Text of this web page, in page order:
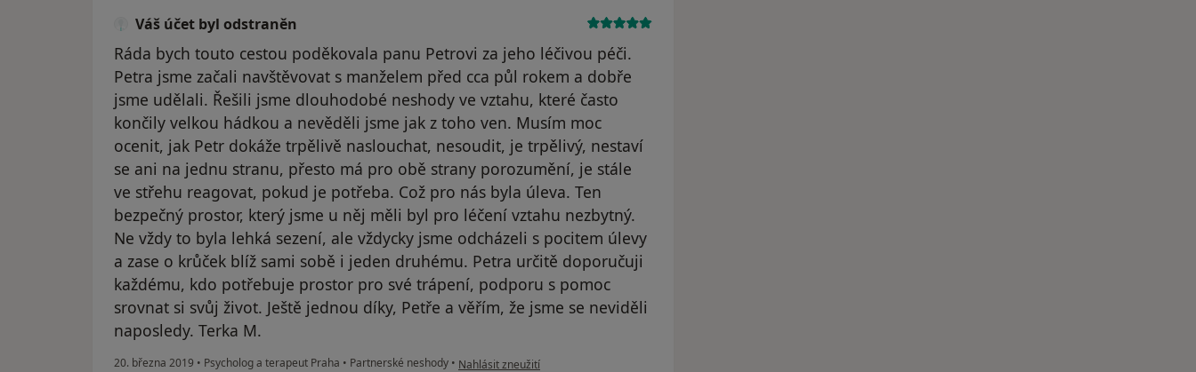
Váš účet byl odstraněn
Ráda bych touto cestou poděkovala panu Petrovi za jeho léčivou péči.
Petra jsme začali navštěvovat s manželem před cca půl rokem a dobře
jsme udělali. Řešili jsme dlouhodobé neshody ve vztahu, které často
končily velkou hádkou a nevěděli jsme jak z toho ven. Musím moc
ocenit, jak Petr dokáže trpělivě naslouchat, nesoudit, je trpělivý, nestaví
se ani na jednu stranu, přesto má pro obě strany porozumění, je stále
ve střehu reagovat, pokud je potřeba. Což pro nás byla úleva. Ten
bezpečný prostor, který jsme u něj měli byl pro léčení vztahu nezbytný.
Ne vždy to byla lehká sezení, ale vždycky jsme odcházeli s pocitem úlevy
a zase o krůček blíž sami sobě i jeden druhému. Petra určitě doporučuji
každému, kdo potřebuje prostor pro své trápení, podporu s pomoc
srovnat si svůj život. Ještě jednou díky, Petře a věřím, že jsme se neviděli
naposledy. Terka M.
20. března 2019 • Psycholog a terapeut Praha • Partnerské neshody • podle názoru uživatele Váš účet byl odstraněn
Nahlásit zneužití